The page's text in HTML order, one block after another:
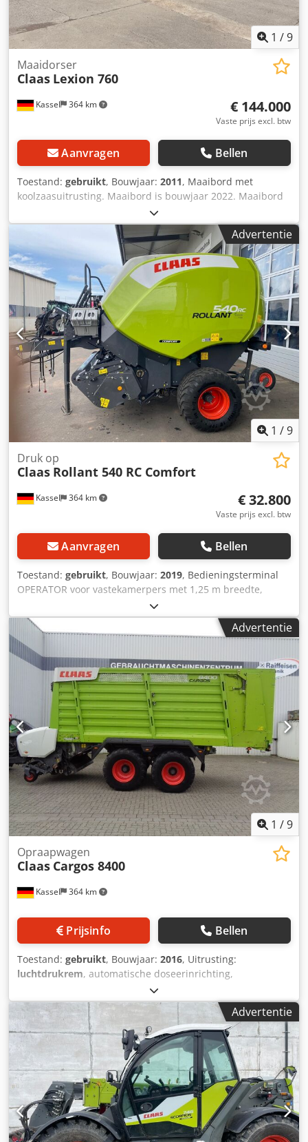
1 /9
Kassel 364 km
Maaidorser
Claas Lexion 760
€ 144.000
Vaste prijs excl. btw
Aanvragen Bellen
Toestand: gebruikt, Bouwjaar: 2011, Maaibord met
koolzaasuitrusting. Maaibord is bouwjaar 2022. Maaibord
Claas Vario / 930 / Chodpfet Twuiex Ak Doa
Advertentie
1 /9
Kassel 364 km
Druk op
Claas Rollant 540 RC Comfort
€ 32.800
Vaste prijs excl. btw
Aanvragen Bellen
Toestand: gebruikt, Bouwjaar: 2019, Bedieningsterminal
OPERATOR voor vastekamerpers met 1,25 m breedte,
tweekrings- / persluchtremsysteem. Bandenmaat: 500/50 -
17. Pick-up met rolhouder / ingangsversnellingsbak met
1.000 tpm / Chjdpfx Aetia Dfjk Doa
Advertentie
1 /9
Kassel 364 km
Opraapwagen
Claas Cargos 8400
Prijsinfo Bellen
Toestand: gebruikt, Bouwjaar: 2016, Uitrusting:
luchtdrukrem, automatische doseerinrichting,
neerklapbare schuifbodem, derde tastwiel onder de pick-
up, 6905 ladingen, naloopgestuurde as, disselvering
hydraulisch, asvering mechanisch, LoadSensing, pick-up,
40 messen snij-inrichting, LED-verlichtingspakket,
krachtopnemer voor L Chsdstpn Tpepfx Ak Dja
Advertentie